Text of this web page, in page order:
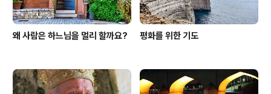
왜 사람은 하느님을 멀리 할까요? 평화를 위한 기도